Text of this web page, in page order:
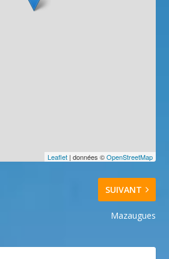
Leaflet| données ©OpenStreetMap
SUIVANT
Mazaugues